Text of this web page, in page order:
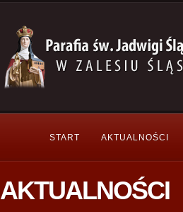
START AKTUALNOŚCI
AKTUALNOŚCI